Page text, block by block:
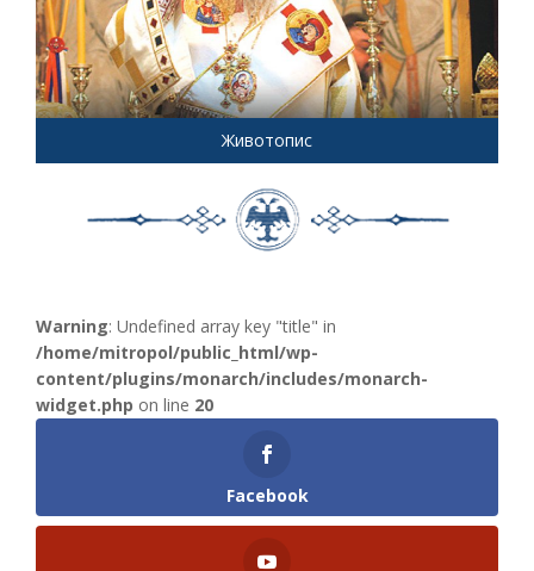
Животопис
Warning: Undefined array key "title" in
/home/mitropol/public_html/wp-
content/plugins/monarch/includes/monarch-
widget.php on line 20
Facebook